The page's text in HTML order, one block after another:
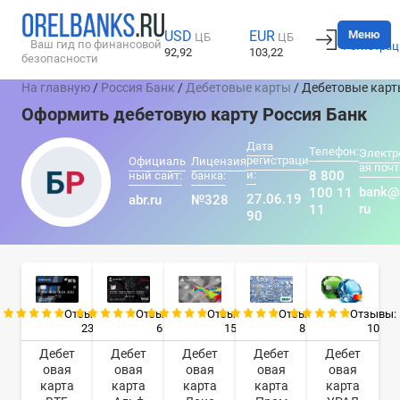
Ваш гид по финансовой
безопасности
USD ЦБ
92,92
EUR ЦБ
103,22
Вход
Меню
На главную / Россия Банк / Дебетовые карты / Дебетовые
Оформить дебетовую карту Россия Банк
Официаль
ный сайт:
abr.ru
Лицензия
банка:
№328
Дата
регистраци
и:
27.06.19
90
Телефон:
8 800
100 11
11
ая
ru
Отзывы:
23
Дебет
овая
карта
Отзывы:
6
Дебет
овая
карта
Отзывы:
15
Дебет
овая
карта
Отзывы:
8
Дебет
овая
карта
Отзывы:
10
Дебет
овая
карта